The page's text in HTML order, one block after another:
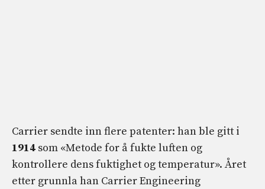
Carrier sendte inn flere patenter: han ble gitt i
1914 som «Metode for å fukte luften og
kontrollere dens fuktighet og temperatur». Året
etter grunnla han Carrier Engineering